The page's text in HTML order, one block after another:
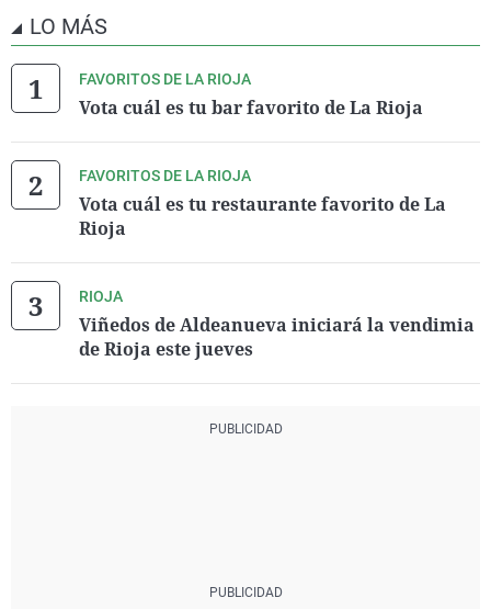
LO MÁS
FAVORITOS DE LA RIOJA
Vota cuál es tu bar favorito de La Rioja
FAVORITOS DE LA RIOJA
Vota cuál es tu restaurante favorito de La
Rioja
RIOJA
Viñedos de Aldeanueva iniciará la vendimia
de Rioja este jueves